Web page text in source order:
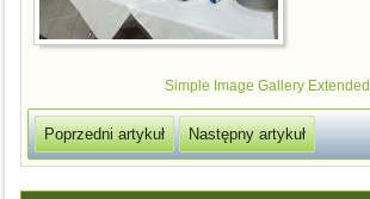
Simple Image Gallery Extended
Poprzedni artykuł Następny artykuł